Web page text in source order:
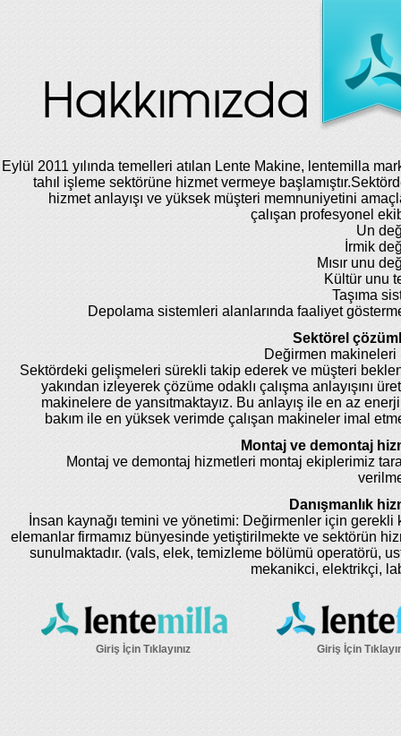
Eylül 2011 yılında temelleri atılan Lente Makine, lentemilla
tahıl işleme sektörüne hizmet vermeye
hizmet anlayışı ve yüksek müşteri memnuniyetini
çalışan profesyonel
Un
İrmik
Mısır unu
Kültür unu
Taşıma
Depolama sistemleri alanlarında faaliyet
Sektörel
Değirmen makineleri
Sektördeki gelişmeleri sürekli takip ederek ve müşteri
yakından izleyerek çözüme odaklı çalışma anlayışını
makinelere de yansıtmaktayız. Bu anlayış ile en az
bakım ile en yüksek verimde çalışan makineler imal
Montaj ve demontaj
Montaj ve demontaj hizmetleri montaj ekiplerimiz
Danışmanlık
İnsan kaynağı temini ve yönetimi: Değirmenler için gerekli
elemanlar firmamız bünyesinde yetiştirilmekte ve sektörün
sunulmaktadır. (vals, elek, temizleme bölümü operatörü,
mekanikci, elektrikçi,
Giriş İçin Tıklayınız Giriş İçin